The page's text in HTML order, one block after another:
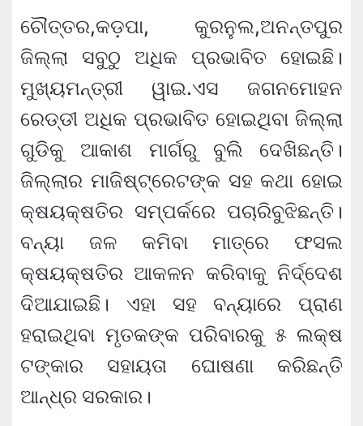
ଚୌତ୍ତର,କଡ଼ପା, କୁରନୁଲ,ଅନନ୍ତପୁର
ଜିଲ୍ଲା ସବୁଠୁ ଅଧିକ ପ୍ରଭାବିତ ହୋଇଛି।
ମୁଖ୍ୟମନ୍ତ୍ରୀ ୱାଇ.ଏସ ଜଗନମୋହନ
ରେଡ୍ଡୀ ଅଧିକ ପ୍ରଭାବିତ ହୋଇଥିବା ଜିଲ୍ଲା
ଗୁଡିକୁ ଆକାଶ ମାର୍ଗରୁ ବୁଲି ଦେଖିଛନ୍ତି।
ଜିଲ୍ଲାର ମାଜିଷ୍ଟ୍ରେଟଙ୍କ ସହ କଥା ହୋଇ
କ୍ଷୟକ୍ଷତିର ସମ୍ପର୍କରେ ପଚାରିବୁଝିଛନ୍ତି।
ବନ୍ୟା ଜଳ କମିବା ମାତ୍ରେ ଫସଲ
କ୍ଷୟକ୍ଷତିର ଆକଳନ କରିବାକୁ ନିର୍ଦ୍ଦେଶ
ଦିଆଯାଇଛି। ଏହା ସହ ବନ୍ୟାରେ ପ୍ରାଣ
ହରାଇଥିବା ମୃତକଙ୍କ ପରିବାରକୁ ୫ ଲକ୍ଷ
ଟଙ୍କାର ସହାୟତା ଘୋଷଣା କରିଛନ୍ତି
ଆନ୍ଧ୍ର ସରକାର।